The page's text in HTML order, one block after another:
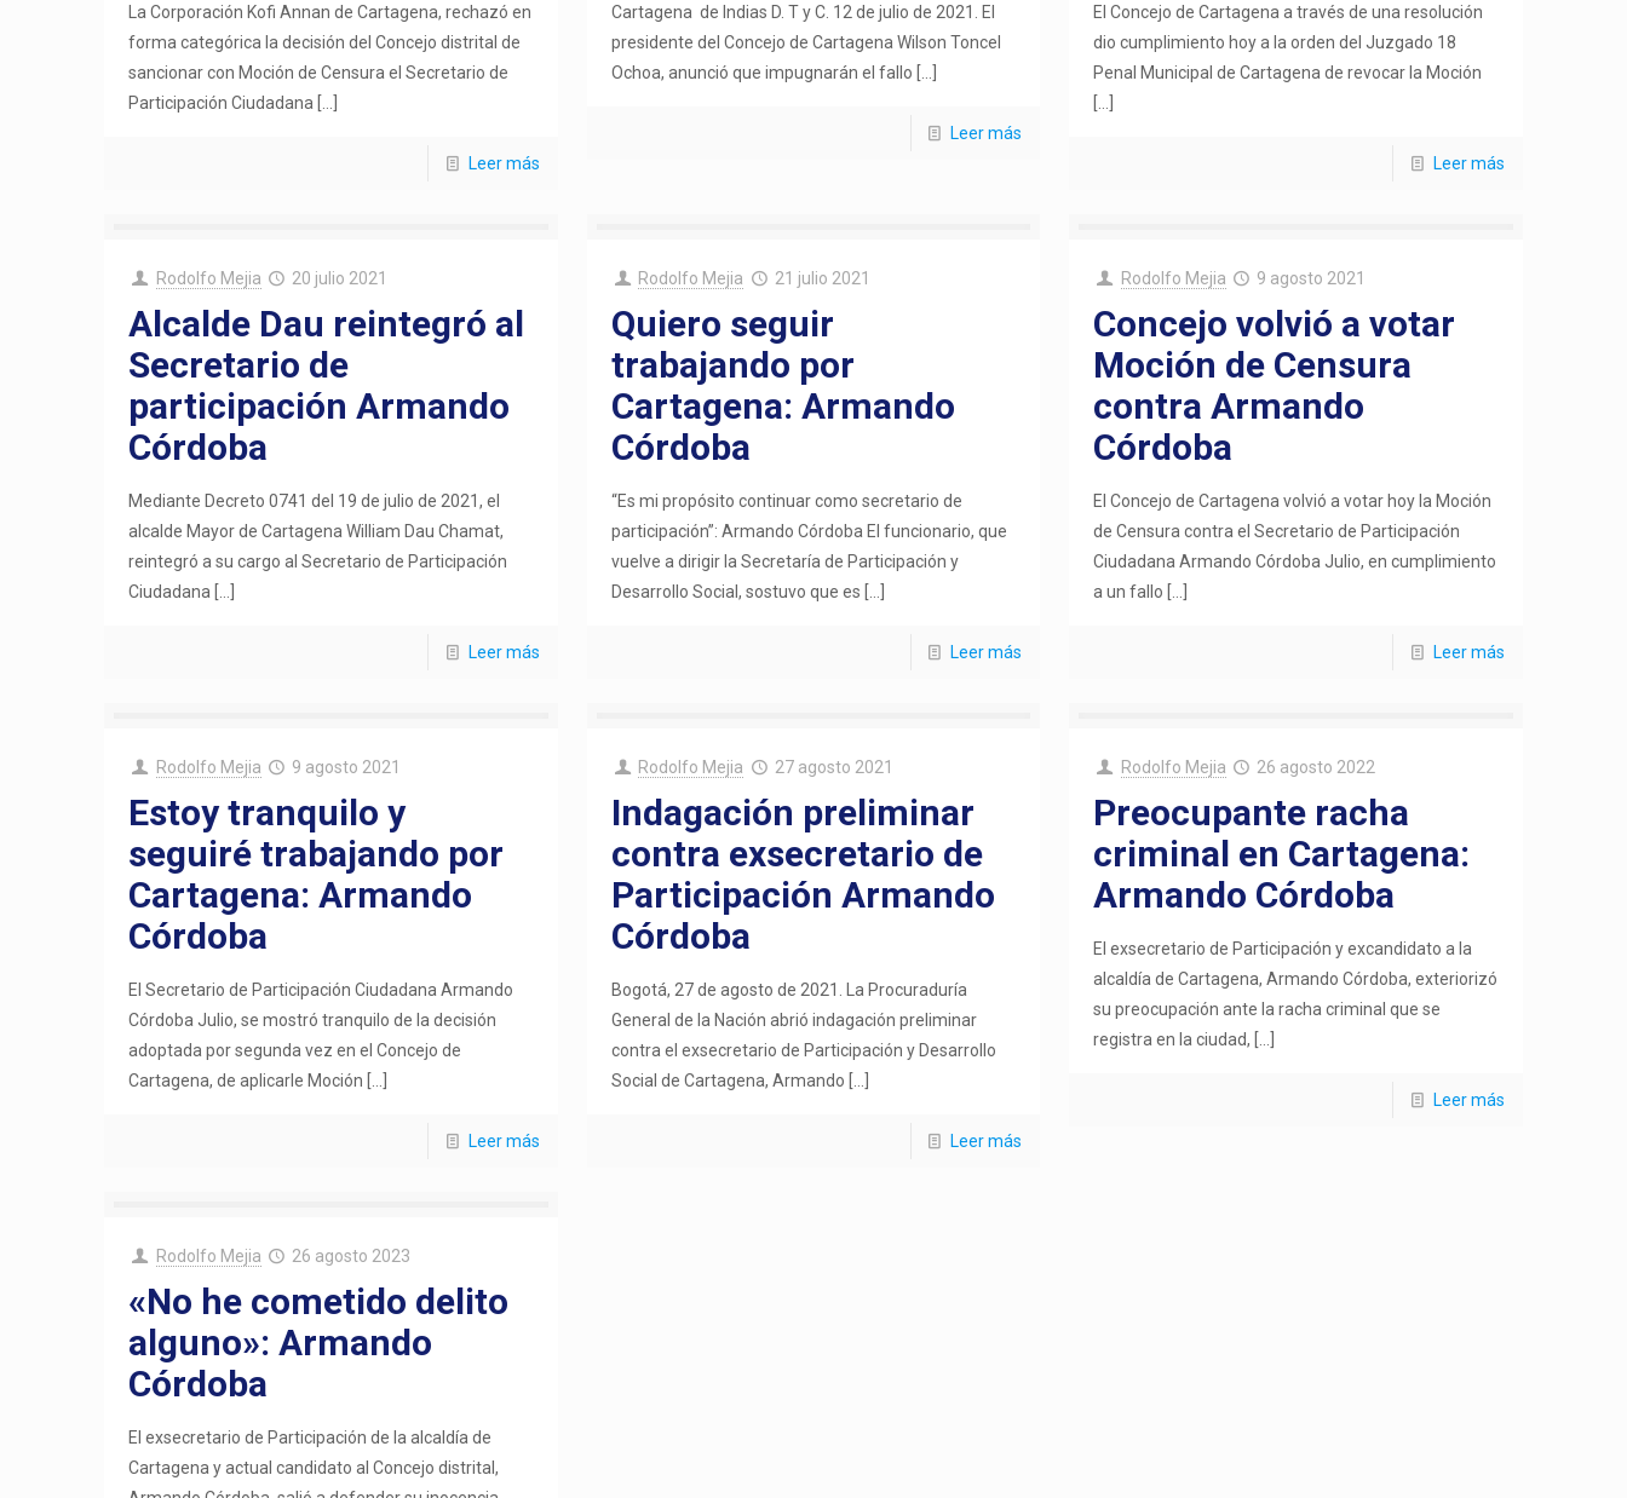
La Corporación Kofi Annan de Cartagena, rechazó en
forma categórica la decisión del Concejo distrital de
sancionar con Moción de Censura el Secretario de
Participación Ciudadana
Leer más
Cartagena de Indias D. T y C. 12 de julio de 2021. El
presidente del Concejo de Cartagena Wilson Toncel
Ochoa, anunció que impugnarán el fallo
Leer más
El Concejo de Cartagena a través de una resolución
dio cumplimiento hoy a la orden del Juzgado 18
Penal Municipal de Cartagena de revocar la Moción
Leer más
Rodolfo Mejia 20 julio 2021
Alcalde Dau reintegró al
Secretario de
participación Armando
Córdoba
Mediante Decreto 0741 del 19 de julio de 2021, el
alcalde Mayor de Cartagena William Dau Chamat,
reintegró a su cargo al Secretario de Participación
Ciudadana
Leer más
Rodolfo Mejia 21 julio 2021
Quiero seguir
trabajando por
Cartagena: Armando
Córdoba
“Es mi propósito continuar como secretario de
participación”: Armando Córdoba El funcionario, que
vuelve a dirigir la Secretaría de Participación y
Desarrollo Social, sostuvo que es
Leer más
Rodolfo Mejia 9 agosto 2021
Concejo volvió a votar
Moción de Censura
contra Armando
Córdoba
El Concejo de Cartagena volvió a votar hoy la Moción
de Censura contra el Secretario de Participación
Ciudadana Armando Córdoba Julio, en cumplimiento
a un fallo
Leer más
Rodolfo Mejia 9 agosto 2021
Estoy tranquilo y
seguiré trabajando por
Cartagena: Armando
Córdoba
El Secretario de Participación Ciudadana Armando
Córdoba Julio, se mostró tranquilo de la decisión
adoptada por segunda vez en el Concejo de
Cartagena, de aplicarle Moción
Leer más
Rodolfo Mejia 27 agosto 2021
Indagación preliminar
contra exsecretario de
Participación Armando
Córdoba
Bogotá, 27 de agosto de 2021. La Procuraduría
General de la Nación abrió indagación preliminar
contra el exsecretario de Participación y Desarrollo
Social de Cartagena, Armando
Leer más
Rodolfo Mejia 26 agosto 2022
Preocupante racha
criminal en Cartagena:
Armando Córdoba
El exsecretario de Participación y excandidato a la
alcaldía de Cartagena, Armando Córdoba, exteriorizó
su preocupación ante la racha criminal que se
registra en la ciudad,
Leer más
Rodolfo Mejia 26 agosto 2023
«No he cometido delito
alguno»: Armando
Córdoba
El exsecretario de Participación de la alcaldía de
Cartagena y actual candidato al Concejo distrital,